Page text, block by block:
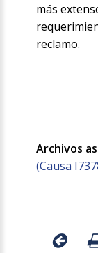
más
reclamo.
Archivos
(Causa